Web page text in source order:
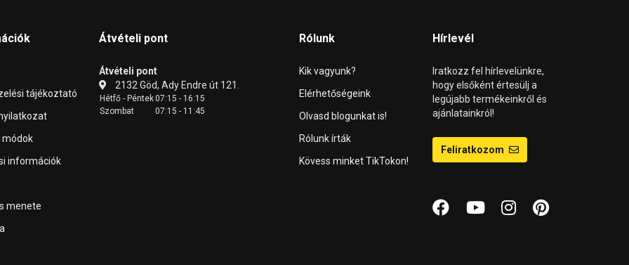
tájékoztató
módok
információk
menete
Átvételi pont
Átvételi pont
2132 Göd, Ady Endre út 121.
Hétfő - Péntek07:15 - 16:15
Szombat
07:15 - 11:45
Rólunk
Kik vagyunk?
Elérhetőségeink
Olvasd blogunkat is!
Rólunk írták
Kövess minket TikTokon!
Hírlevél
Iratkozz fel hírlevelünkre,
hogy elsőként értesülj a
legújabb termékeinkről és
ajánlatainkról!
Feliratkozom